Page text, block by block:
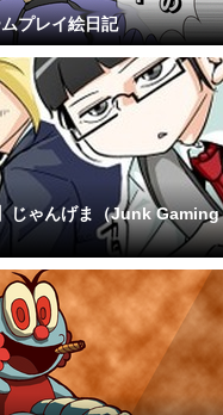
プレイ絵日記
じゃんげま（Junk Gaming